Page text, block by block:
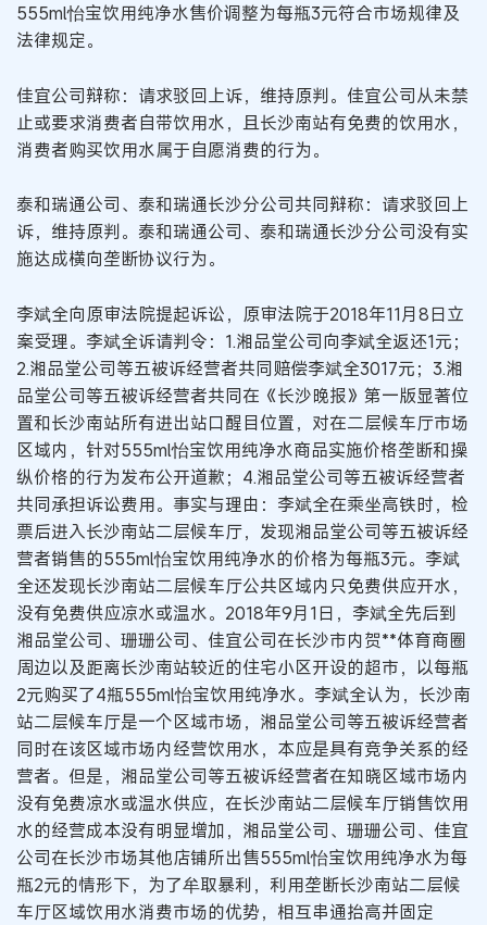
555ml怡宝饮用纯净水售价调整为每瓶3元符合市场规律及
法律规定。
佳宜公司辩称：请求驳回上诉，维持原判。佳宜公司从未禁
止或要求消费者自带饮用水，且长沙南站有免费的饮用水，
消费者购买饮用水属于自愿消费的行为。
泰和瑞通公司、泰和瑞通长沙分公司共同辩称：请求驳回上
诉，维持原判。泰和瑞通公司、泰和瑞通长沙分公司没有实
施达成横向垄断协议行为。
李斌全向原审法院提起诉讼，原审法院于2018年11月8日立
案受理。李斌全诉请判令：1.湘品堂公司向李斌全返还1元；
2.湘品堂公司等五被诉经营者共同赔偿李斌全3017元；3.湘
品堂公司等五被诉经营者共同在《长沙晚报》第一版显著位
置和长沙南站所有进出站口醒目位置，对在二层候车厅市场
区域内，针对555ml怡宝饮用纯净水商品实施价格垄断和操
纵价格的行为发布公开道歉；4.湘品堂公司等五被诉经营者
共同承担诉讼费用。事实与理由：李斌全在乘坐高铁时，检
票后进入长沙南站二层候车厅，发现湘品堂公司等五被诉经
营者销售的555ml怡宝饮用纯净水的价格为每瓶3元。李斌
全还发现长沙南站二层候车厅公共区域内只免费供应开水，
没有免费供应凉水或温水。2018年9月1日，李斌全先后到
湘品堂公司、珊珊公司、佳宜公司在长沙市内贺**体育商圈
周边以及距离长沙南站较近的住宅小区开设的超市，以每瓶
2元购买了4瓶555ml怡宝饮用纯净水。李斌全认为，长沙南
站二层候车厅是一个区域市场，湘品堂公司等五被诉经营者
同时在该区域市场内经营饮用水，本应是具有竞争关系的经
营者。但是，湘品堂公司等五被诉经营者在知晓区域市场内
没有免费凉水或温水供应，在长沙南站二层候车厅销售饮用
水的经营成本没有明显增加，湘品堂公司、珊珊公司、佳宜
公司在长沙市场其他店铺所出售555ml怡宝饮用纯净水为每
瓶2元的情形下，为了牟取暴利，利用垄断长沙南站二层候
车厅区域饮用水消费市场的优势，相互串通抬高并固定